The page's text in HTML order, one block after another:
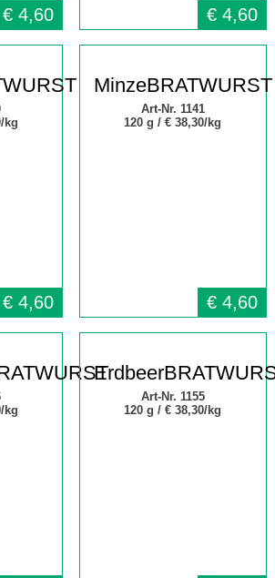
€ 4,60 € 4,60
kg
€ 4,60
MinzeBRATWURST
Art-Nr. 1141
120 g /€ 38,30/kg
€ 4,60
kg
Art-Nr. 1155
120 g /€ 38,30/kg